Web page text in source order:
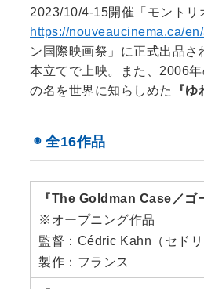
2023/10/4-15開催「モントリ
https://nouveaucinema.ca/
ン国際映画祭」に正式出品さ
本立てで上映。また、2006
の名を世界に知らしめた
『
◉ 全16作品
『The Goldman Case／ゴ
※オープニング作品
監督：Cédric Kahn（セドリ
製作：フランス